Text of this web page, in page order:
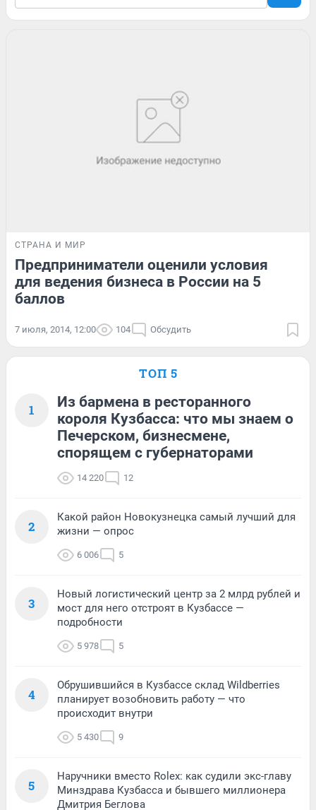
СТРАНА И МИР
Предприниматели оценили условия
для ведения бизнеса в России на 5
баллов
7 июля, 2014, 12:00 104 Обсудить
ТОП 5
1
Из бармена в ресторанного
короля Кузбасса: что мы знаем о
Печерском, бизнесмене,
спорящем с губернаторами
14 220 12
2
Какой район Новокузнецка самый лучший для
жизни — опрос
6 006 5
3
Новый логистический центр за 2 млрд рублей и
мост для него отстроят в Кузбассе —
подробности
5 978 5
4
Обрушившийся в Кузбассе склад Wildberries
планирует возобновить работу — что
происходит внутри
5 430 9
5
Наручники вместо Rolex: как судили экс-главу
Минздрава Кузбасса и бывшего миллионера
Дмитрия Беглова